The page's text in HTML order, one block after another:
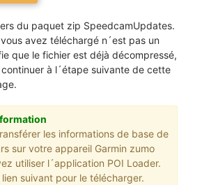
du paquet zip SpeedcamUpdates.
avez téléchargé n´est pas un
que le fichier est déjà décompressé,
à l´étape suivante de cette
les informations de base de
sur votre appareil Garmin zumo
utiliser l´application POI Loader.
suivant pour le télécharger.